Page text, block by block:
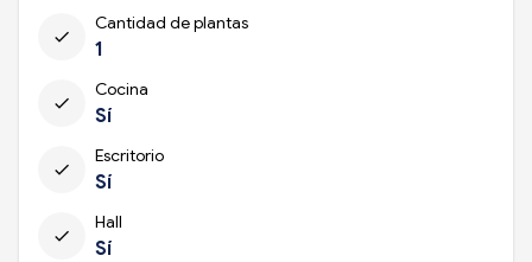
check
Cantidad de plantas
1
check
Cocina
Sí
check
Escritorio
Sí
check
Hall
Sí